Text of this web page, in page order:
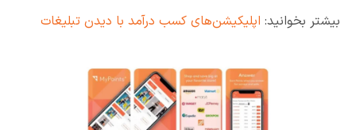
بیشتر بخوانید: اپلیکیشن‌های کسب درآمد با دیدن تبلیغات